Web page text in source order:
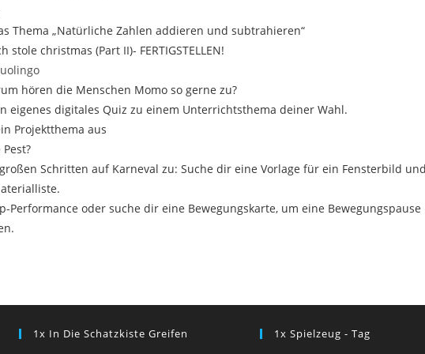
Thema „Natürliche Zahlen addieren und subtrahieren“
stole christmas (Part II)- FERTIGSTELLEN!
hören die Menschen Momo so gerne zu?
eigenes digitales Quiz zu einem Unterrichtsthema deiner Wahl.
Projektthema aus
Schritten auf Karneval zu: Suche dir eine Vorlage für ein Fensterbild und
Performance oder suche dir eine Bewegungskarte, um eine Bewegungspause
1x In Die Schatzkiste Greifen 1x Spielzeug - Tag